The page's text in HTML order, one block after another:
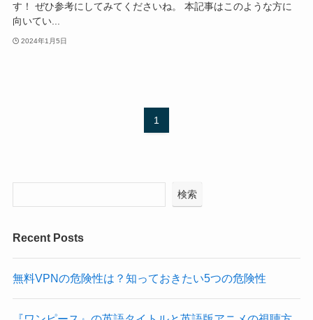
す！ ぜひ参考にしてみてくださいね。 本記事はこのような方に
向いてい...
2024年1月5日
1
検索
Recent Posts
無料VPNの危険性は？知っておきたい5つの危険性